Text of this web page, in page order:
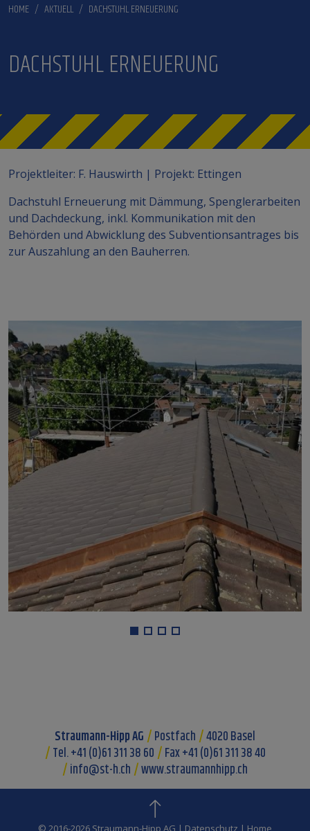
HOME AKTUELL DACHSTUHL ERNEUERUNG
DACHSTUHL ERNEUERUNG
Projektleiter: F. Hauswirth | Projekt: Ettingen
Dachstuhl Erneuerung mit Dämmung, Spenglerarbeiten
und Dachdeckung, inkl. Kommunikation mit den
Behörden und Abwicklung des Subventionsantrages bis
zur Auszahlung an den Bauherren.
Straumann-Hipp AG Postfach 4020 Basel
Tel. +41 (0)61 311 38 60
Fax +41 (0)61 311 38 40
info@st-h.ch www.straumannhipp.ch
© 2016-2026 Straumann-Hipp AG | Datenschutz | Home